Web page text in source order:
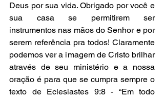
Deus por sua vida. Obrigado por você e
sua casa se permitirem ser
instrumentos nas mãos do Senhor e por
serem referência pra todos! Claramente
podemos ver a imagem de Cristo brilhar
através de seu ministério e a nossa
oração é para que se cumpra sempre o
texto de Eclesiastes 9:8 - “Em todo